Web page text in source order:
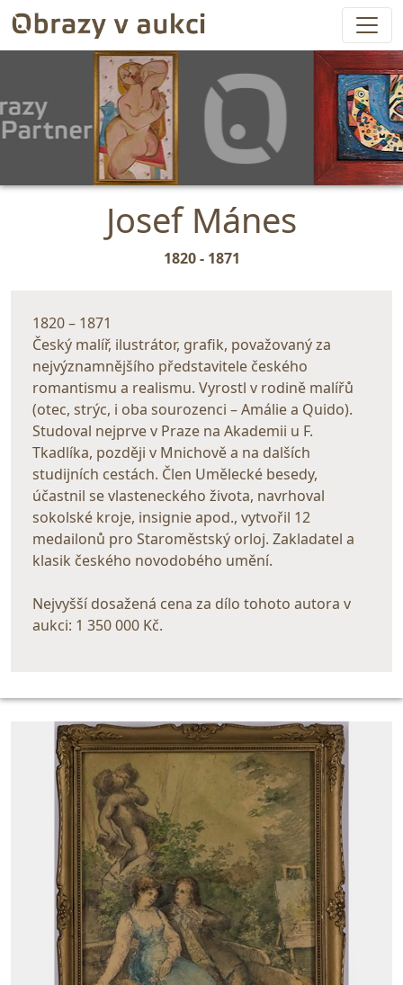
Josef Mánes
1820 - 1871
1820 – 1871
Český malíř, ilustrátor, grafik, považovaný za
nejvýznamnějšího představitele českého
romantismu a realismu. Vyrostl v rodině malířů
(otec, strýc, i oba sourozenci – Amálie a Quido).
Studoval nejprve v Praze na Akademii u F.
Tkadlíka, později v Mnichově a na dalších
studijních cestách. Člen Umělecké besedy,
účastnil se vlasteneckého života, navrhoval
sokolské kroje, insignie apod., vytvořil 12
medailonů pro Staroměstský orloj. Zakladatel a
klasik českého novodobého umění.
Nejvyšší dosažená cena za dílo tohoto autora v
aukci: 1 350 000 Kč.